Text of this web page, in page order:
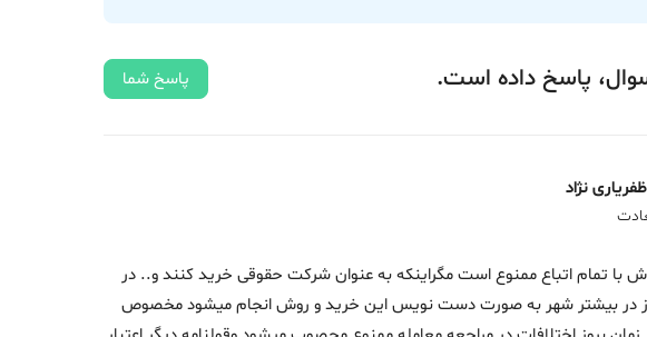
پاسخ داده‌ است. پاسخ شما
نژاد
با تمام اتباع ممنوع است مگراینکه به عنوان شرکت حقوقی خرید کنند و.. در
در بیشتر شهر به صورت دست نویس این خرید و روش انجام میشود مخصوص